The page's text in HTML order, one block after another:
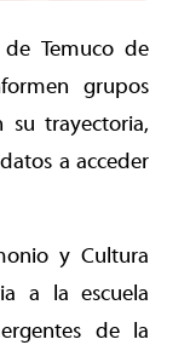
Temuco de
grupos
su trayectoria,
a acceder
y Cultura
a la escuela
de la